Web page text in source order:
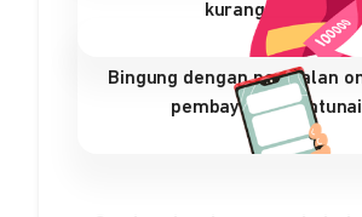
kurang efisien?
Bingung dengan penjualan
pembayaran